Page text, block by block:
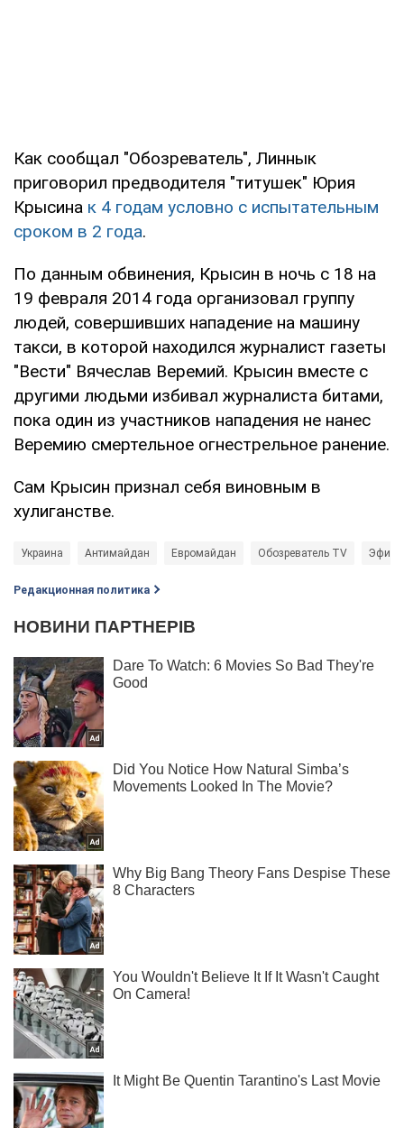
Как сообщал "Обозреватель", Линнык
приговорил предводителя "титушек" Юрия
Крысина к 4 годам условно с испытательным
сроком в 2 года.
По данным обвинения, Крысин в ночь с 18 на
19 февраля 2014 года организовал группу
людей, совершивших нападение на машину
такси, в которой находился журналист газеты
"Вести" Вячеслав Веремий. Крысин вместе с
другими людьми избивал журналиста битами,
пока один из участников нападения не нанес
Веремию смертельное огнестрельное ранение.
Сам Крысин признал себя виновным в
хулиганстве.
Украина Антимайдан Евромайдан Обозреватель TV Эфиры
Редакционная политика